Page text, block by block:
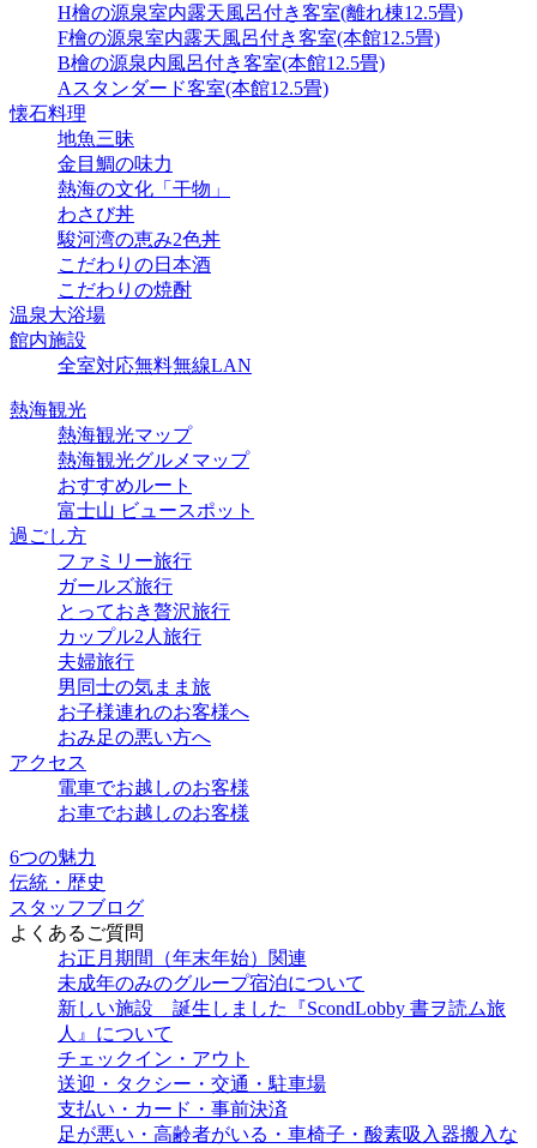
H檜の源泉室内露天風呂付き客室(離れ棟12.5畳)
F檜の源泉室内露天風呂付き客室(本館12.5畳)
B檜の源泉内風呂付き客室(本館12.5畳)
Aスタンダード客室(本館12.5畳)
懐石料理
地魚三昧
金目鯛の味力
熱海の文化「干物」
わさび丼
駿河湾の恵み2色丼
こだわりの日本酒
こだわりの焼酎
温泉大浴場
館内施設
全室対応無料無線LAN
熱海観光
熱海観光マップ
熱海観光グルメマップ
おすすめルート
富士山 ビュースポット
過ごし方
ファミリー旅行
ガールズ旅行
とっておき贅沢旅行
カップル2人旅行
夫婦旅行
男同士の気まま旅
お子様連れのお客様へ
おみ足の悪い方へ
アクセス
電車でお越しのお客様
お車でお越しのお客様
6つの魅力
伝統・歴史
スタッフブログ
よくあるご質問
お正月期間（年末年始）関連
未成年のみのグループ宿泊について
新しい施設 誕生しました『ScondLobby 書ヲ読ム旅
人』について
チェックイン・アウト
送迎・タクシー・交通・駐車場
支払い・カード・事前決済
足が悪い・高齢者がいる・車椅子・酸素吸入器搬入な